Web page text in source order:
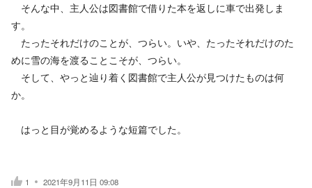
そんな中、主人公は図書館で借りた本を返しに車で出発しま
す。
たったそれだけのことが、つらい。いや、たったそれだけのた
めに雪の海を渡ることこそが、つらい。
そして、やっと辿り着く図書館で主人公が見つけたものは何
か。
はっと目が覚めるような短篇でした。
1 2021年9月11日 09:08